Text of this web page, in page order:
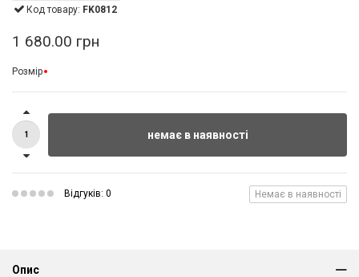
Код товару: FK0812
1 680.00 грн
Розмір
немає в наявності
Відгуків: 0 Немає в наявності
Опис